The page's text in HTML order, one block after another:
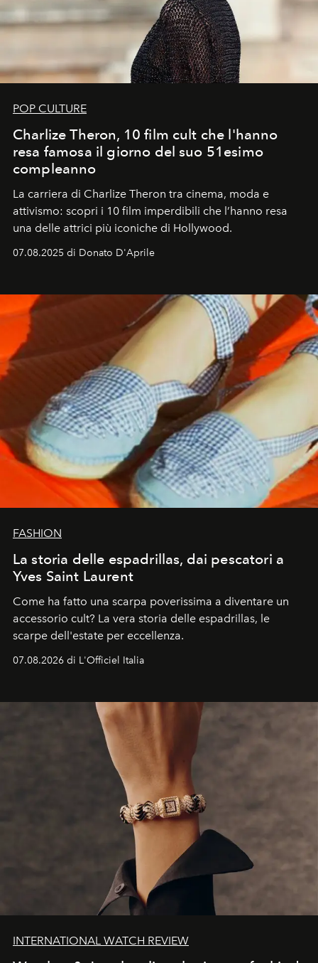
POP CULTURE
Charlize Theron, 10 film cult che l'hanno
resa famosa il giorno del suo 51esimo
compleanno
La carriera di Charlize Theron tra cinema, moda e
attivismo: scopri i 10 film imperdibili che l’hanno resa
una delle attrici più iconiche di Hollywood.
07.08.2025 di Donato D'Aprile
FASHION
La storia delle espadrillas, dai pescatori a
Yves Saint Laurent
Come ha fatto una scarpa poverissima a diventare un
accessorio cult? La vera storia delle espadrillas, le
scarpe dell'estate per eccellenza.
07.08.2026 di L'Officiel Italia
INTERNATIONAL WATCH REVIEW